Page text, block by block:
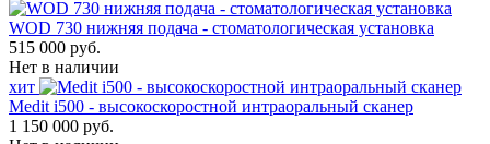
WOD 730 нижняя подача - стоматологическая установка
515 000 руб.
Нет в наличии
хит
Medit i500 - высокоскоростной интраоральный сканер
1 150 000 руб.